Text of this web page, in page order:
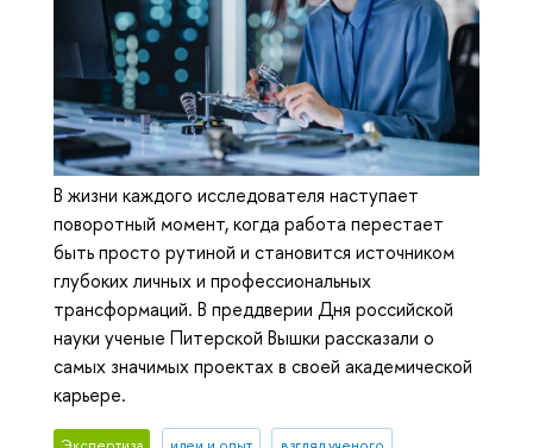
В жизни каждого исследователя наступает
поворотный момент, когда работа перестает
быть просто рутиной и становится источником
глубоких личных и профессиональных
трансформаций. В преддверии Дня российской
науки ученые Питерской Вышки рассказали о
самых значимых проектах в своей академической
карьере.